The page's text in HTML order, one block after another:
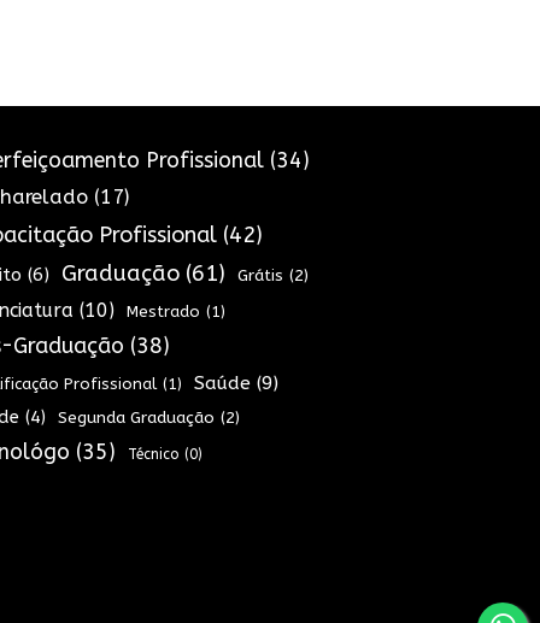
Profissional (34)
(17)
Profissional (42)
(6) Graduação (61) Grátis (2)
(10) Mestrado (1)
Graduação (38)
Profissional (1) Saúde (9)
(4) Segunda Graduação (2)
(35) Técnico (0)